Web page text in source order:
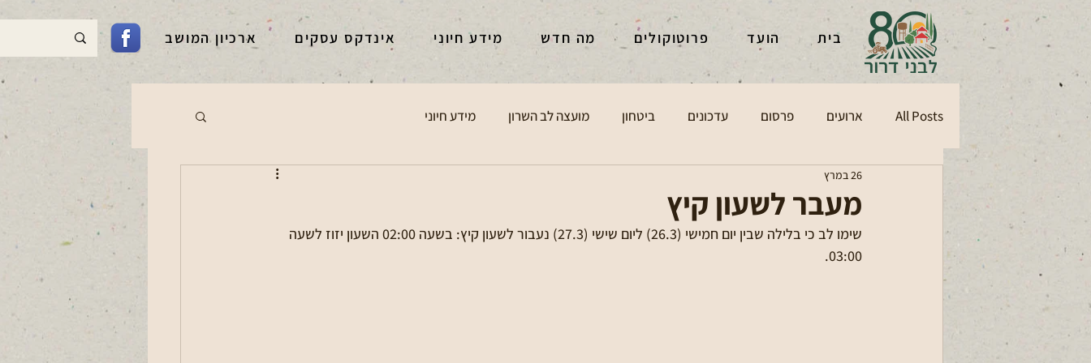
בית הועד פרוטוקולים מה חדש מידע חיוני אינדקס עסקים ארכיון המושב
All Posts ארועים פרסום עדכונים ביטחון מועצה לב השרון מידע חיוני
מעבר לשעון קיץ
26 במרץ
שימו לב כי בלילה שבין יום חמישי (26.3) ליום שישי (27.3) נעבור לשעון קיץ: בשעה 02:00 השעון יזוז לשעה
03:00.